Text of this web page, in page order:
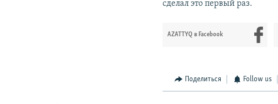
сделал это первый раз.
AZATTYQ в Facebook
Поделиться Follow us